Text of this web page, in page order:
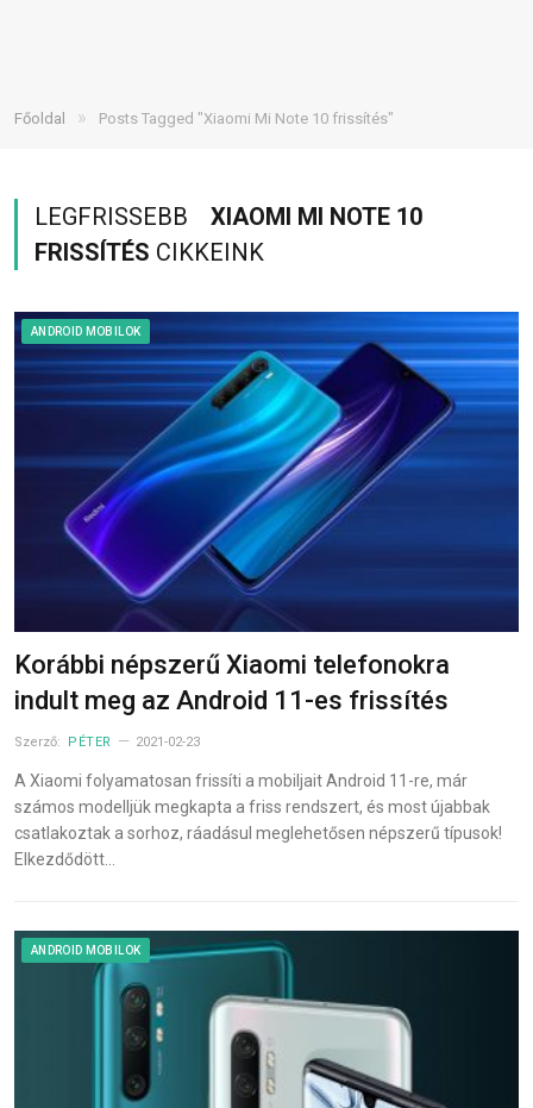
Főoldal » Posts Tagged "Xiaomi Mi Note 10 frissítés"
LEGFRISSEBB
XIAOMI MI NOTE 10
FRISSÍTÉS CIKKEINK
ANDROID MOBILOK
Korábbi népszerű Xiaomi telefonokra
indult meg az Android 11-es frissítés
Szerző: PÉTER 2021-02-23
A Xiaomi folyamatosan frissíti a mobiljait Android 11-re, már
számos modelljük megkapta a friss rendszert, és most újabbak
csatlakoztak a sorhoz, ráadásul meglehetősen népszerű típusok!
Elkezdődött…
ANDROID MOBILOK